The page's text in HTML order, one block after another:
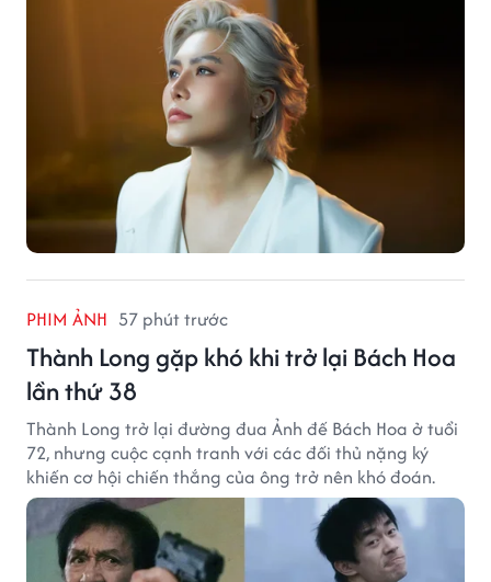
PHIM ẢNH 57 phút trước
Thành Long gặp khó khi trở lại Bách Hoa
lần thứ 38
Thành Long trở lại đường đua Ảnh đế Bách Hoa ở tuổi
72, nhưng cuộc cạnh tranh với các đối thủ nặng ký
khiến cơ hội chiến thắng của ông trở nên khó đoán.